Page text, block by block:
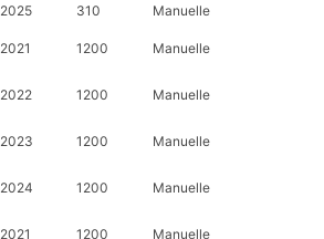
2025 310 Manuelle
2021 1200 Manuelle
2022 1200 Manuelle
2023 1200 Manuelle
2024 1200 Manuelle
2021 1200 Manuelle